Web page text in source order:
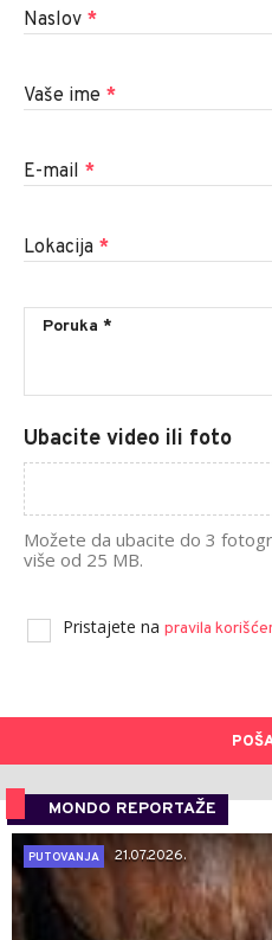
Naslov *
Vaše ime *
E-mail *
Lokacija *
Ubacite video ili foto
Možete da ubacite do 3
više od 25 MB.
Pristajete na pravila
MONDO REPORTAŽE
PUTOVANJA
21.07.2026.